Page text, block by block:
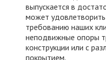
выпускается в
может
требованию наших
неподвижные опоры
конструкции или с
покрытием.